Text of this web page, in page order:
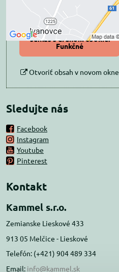
Povoliť tentokrát
Povoliť a zapamätať -
súhlas s druhom cookie:
Funkčné
Otvoriť obsah v novom okne
Sledujte nás
Facebook
Instagram
Youtube
Pinterest
Kontakt
Kammel s.r.o.
Zemianske Lieskové 433
913 05 Melčice - Lieskové
Telefón: (+421) 904 489 334
Email: info@kammel.sk